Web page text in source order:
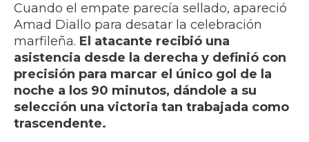
Cuando el empate parecía sellado, apareció
Amad Diallo para desatar la celebración
marfileña. El atacante recibió una
asistencia desde la derecha y definió con
precisión para marcar el único gol de la
noche a los 90 minutos, dándole a su
selección una victoria tan trabajada como
trascendente.